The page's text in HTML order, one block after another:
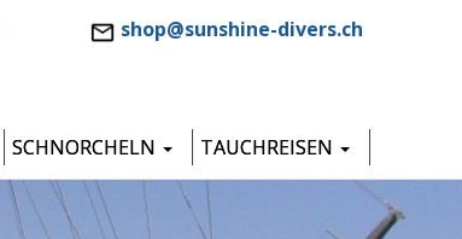
shop@sunshine-divers.ch
SCHNORCHELN TAUCHREISEN